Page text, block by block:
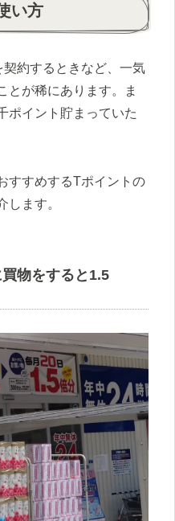
い方
約するときなど、一気
とが稀にあります。ま
ポイント貯まっていた
すすめするTポイントの
します。
物をすると1.5